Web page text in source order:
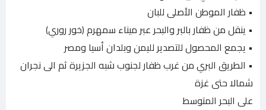
• ظفار الموطن الأصلى للبان
• ينقل من ظفار بالبر والبحر عبر ميناء سمهرم (خور روري)
• يجمع المحصول للتصدير لليمن وبلدان أسيا ومصر
• الطريق البري من غرب ظفار لجنوب شبه الجزيرة ثم الى نجران
شمالا حتى غزة
على البحر المتوسط